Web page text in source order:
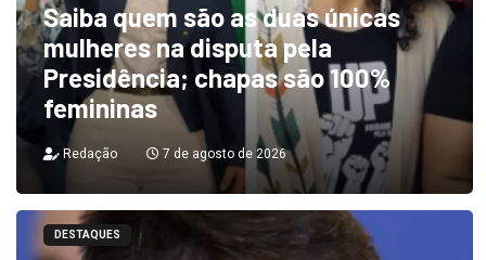
Saiba quem são as duas únicas
mulheres na disputa pela
Presidência; chapas são 100%
femininas
Redação 7 de agosto de 2026
DESTAQUES